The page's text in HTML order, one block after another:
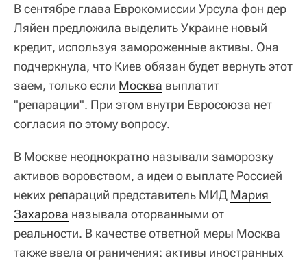
В сентябре глава Еврокомиссии Урсула фон дер
Ляйен предложила выделить Украине новый
кредит, используя замороженные активы. Она
подчеркнула, что Киев обязан будет вернуть этот
заем, только если Москва выплатит
"репарации". При этом внутри Евросоюза нет
согласия по этому вопросу.
В Москве неоднократно называли заморозку
активов воровством, а идеи о выплате Россией
неких репараций представитель МИД Мария
Захарова называла оторванными от
реальности. В качестве ответной меры Москва
также ввела ограничения: активы иностранных